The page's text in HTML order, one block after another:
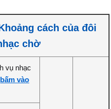
cách của đôi
chờ
vụ nhạc
bấm vào